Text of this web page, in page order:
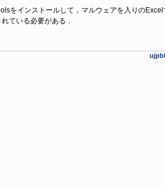
をインストールして，マルウェアを入りのExcel
ている必要がある．